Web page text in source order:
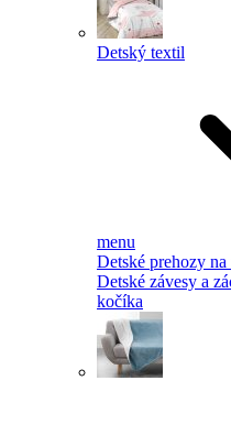
Detský textil
menu
Detské prehozy
Detské závesy a
kočíka